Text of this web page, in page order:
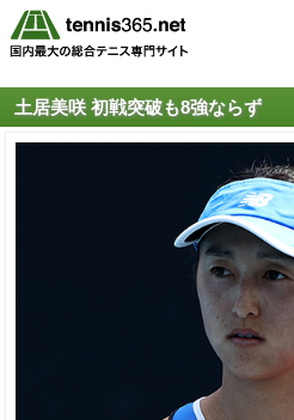
土居美咲 初戦突破も8強ならず